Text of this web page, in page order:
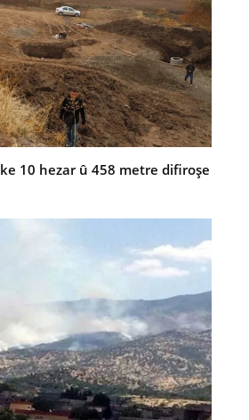
10 hezar û 458 metre difiroşe